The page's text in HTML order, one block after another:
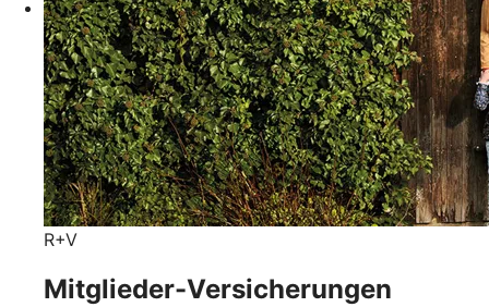
R+V
Mitglieder-Versicherungen